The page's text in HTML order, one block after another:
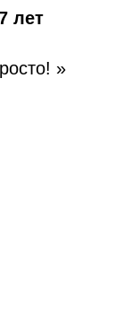
лет
»